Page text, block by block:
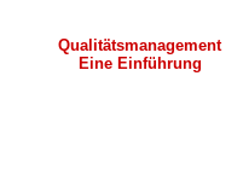
Qualitätsmanagement
Eine Einführung